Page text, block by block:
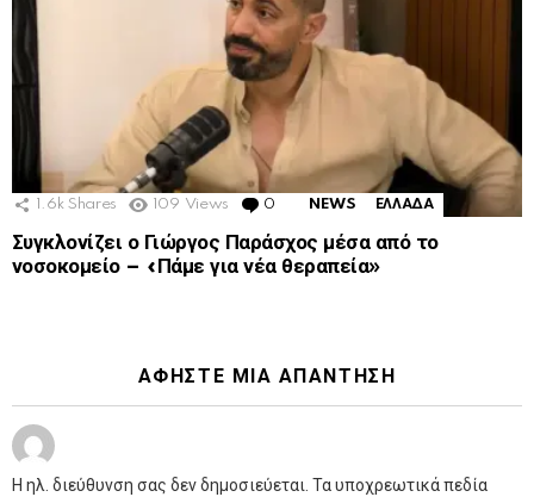
1.6k Shares 109 Views 0 Comments
NEWS ΕΛΛΑΔΑ
Συγκλονίζει ο Γιώργος Παράσχος μέσα από το
νοσοκομείο – «Πάμε για νέα θεραπεία»
ΑΦΉΣΤΕ ΜΙΑ ΑΠΆΝΤΗΣΗ
Η ηλ. διεύθυνση σας δεν δημοσιεύεται. Τα υποχρεωτικά πεδία